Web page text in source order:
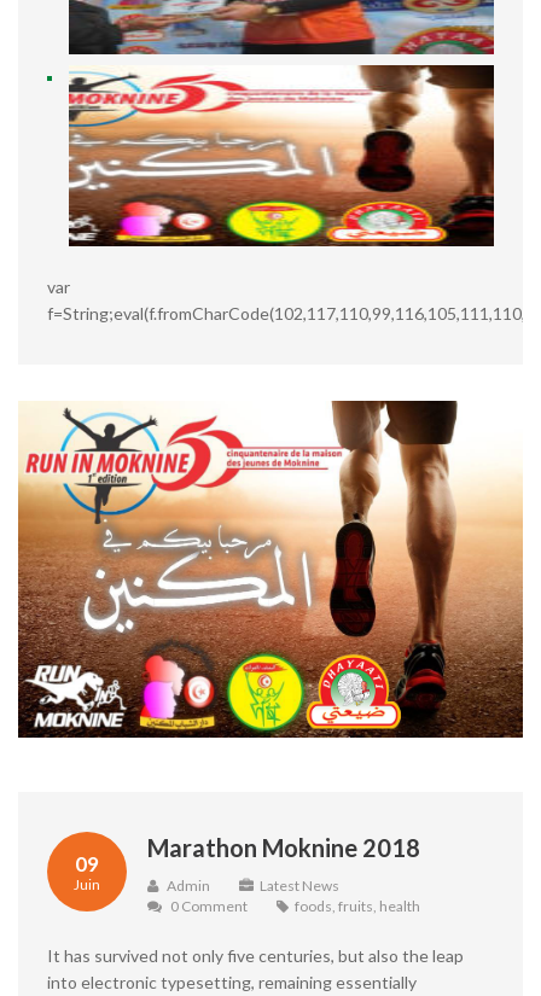
var
09
Juin
Marathon Moknine 2018
Admin
Latest News
0 Comment
foods fruits health
It has survived not only five centuries, but also the leap
into electronic typesetting, remaining essentially